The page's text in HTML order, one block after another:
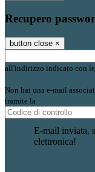
Recupero
button close ×
all'indirizzo indicato con le
Non hai una e-mail
tramite la
E-mail inviata,
elettronica!